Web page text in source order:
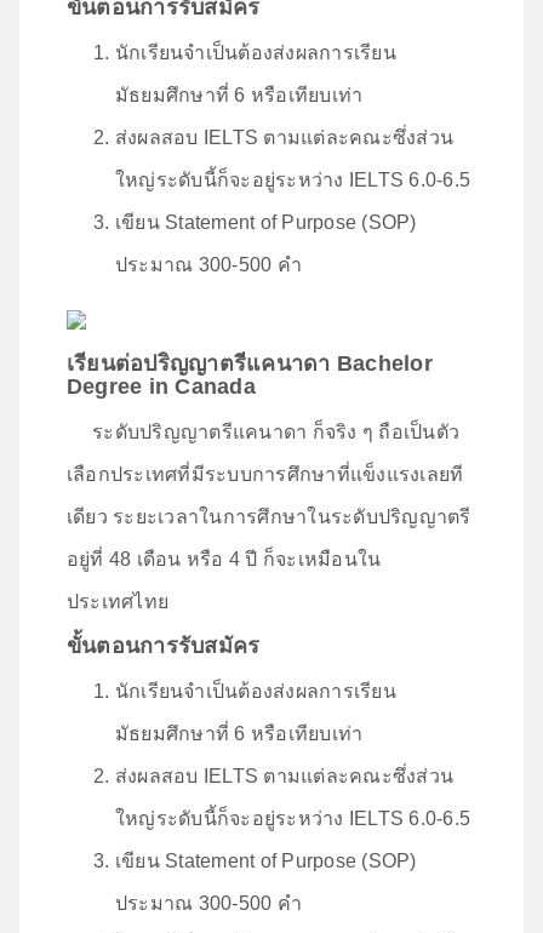
ขั้นตอนการรับสมัคร
นักเรียนจำเป็นต้องส่งผลการเรียน
มัธยมศึกษาที่ 6 หรือเทียบเท่า
ส่งผลสอบ IELTS ตามแต่ละคณะซึ่งส่วน
ใหญ่ระดับนี้ก็จะอยู่ระหว่าง IELTS 6.0-6.5
เขียน Statement of Purpose (SOP)
ประมาณ 300-500 คำ
เรียนต่อปริญญาตรีแคนาดา Bachelor
Degree in Canada
ระดับปริญญาตรีแคนาดา ก็จริง ๆ ถือเป็นตัว
เลือกประเทศที่มีระบบการศึกษาที่แข็งแรงเลยที
เดียว ระยะเวลาในการศึกษาในระดับปริญญาตรี
อยู่ที่ 48 เดือน หรือ 4 ปี ก็จะเหมือนใน
ประเทศไทย
ขั้นตอนการรับสมัคร
นักเรียนจำเป็นต้องส่งผลการเรียน
มัธยมศึกษาที่ 6 หรือเทียบเท่า
ส่งผลสอบ IELTS ตามแต่ละคณะซึ่งส่วน
ใหญ่ระดับนี้ก็จะอยู่ระหว่าง IELTS 6.0-6.5
เขียน Statement of Purpose (SOP)
ประมาณ 300-500 คำ